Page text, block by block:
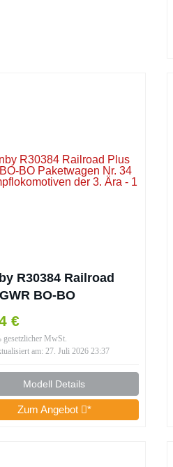
R30384 Railroad
BO-BO
Nr. 34 –
der 3.
€
gesetzlicher MwSt.
am: 27. Juli 2026 23:37
Modell Details
Zum Angebot *